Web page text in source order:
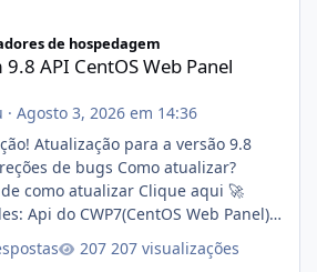
Web Panel
de hospedagem
API CentOS Web Panel
· Agosto 3, 2026 em 14:36
versão 9.8
de bugs Como atualizar?
como atualizar Clique aqui 🚀
Panel)
para consulta de sub.dominio
a usasr o isistem:
207 visualizações